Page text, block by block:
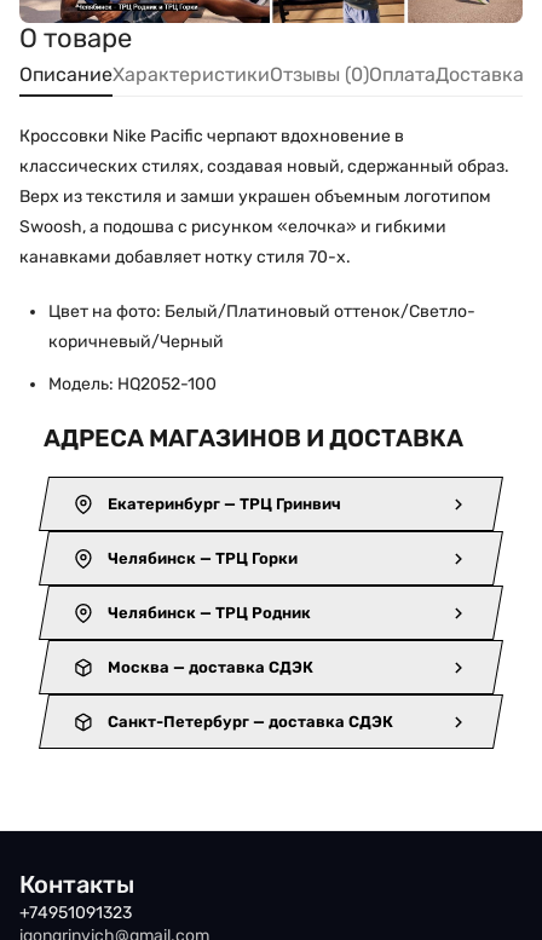
О товаре
ОписаниеХарактеристикиОтзывы (0)ОплатаДоставка
Кроссовки Nike Pacific черпают вдохновение в
классических стилях, создавая новый, сдержанный образ.
Верх из текстиля и замши украшен объемным логотипом
Swoosh, а подошва с рисунком «елочка» и гибкими
канавками добавляет нотку стиля 70-х.
Цвет на фото: Белый/Платиновый оттенок/Светло-
коричневый/Черный
Модель: HQ2052-100
АДРЕСА МАГАЗИНОВ И ДОСТАВКА
Екатеринбург — ТРЦ Гринвич
Челябинск — ТРЦ Горки
Челябинск — ТРЦ Родник
Москва — доставка СДЭК
Санкт-Петербург — доставка СДЭК
Контакты
+74951091323
iqongrinvich@gmail.com